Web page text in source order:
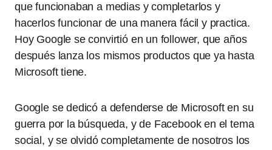
que funcionaban a medias y completarlos y
hacerlos funcionar de una manera fácil y practica.
Hoy Google se convirtió en un follower, que años
después lanza los mismos productos que ya hasta
Microsoft tiene.
Google se dedicó a defenderse de Microsoft en su
guerra por la búsqueda, y de Facebook en el tema
social, y se olvidó completamente de nosotros los